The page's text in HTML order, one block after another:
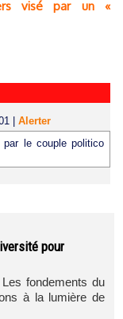
visé par un «
Alerter
par le couple politico
pour
fondements du
à la lumière de